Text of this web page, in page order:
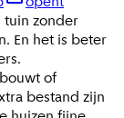
tuin zonder
En het is beter
of
bestand zijn